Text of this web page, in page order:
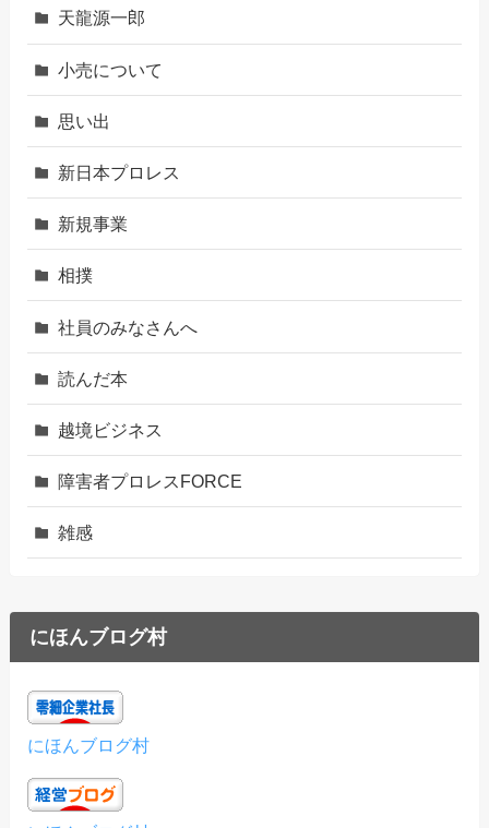
天龍源一郎
小売について
思い出
新日本プロレス
新規事業
相撲
社員のみなさんへ
読んだ本
越境ビジネス
障害者プロレスFORCE
雑感
にほんブログ村
にほんブログ村